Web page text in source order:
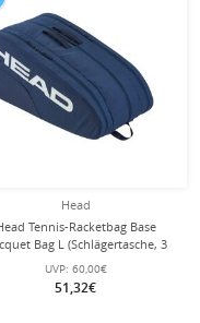
Head
Tennis-Racketbag Base
Bag L (Schlägertasche, 3
2025 navyblau 9er
UVP: 60,00€
51,32€